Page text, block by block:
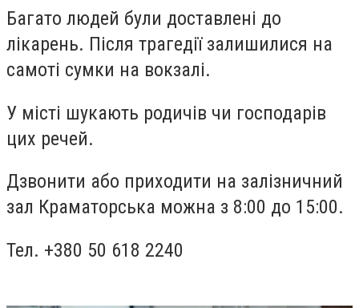
Багато людей були доставлені до
лікарень. Після трагедії залишилися на
самоті сумки на вокзалі.
У місті шукають родичів чи господарів
цих речей.
Дзвонити або приходити на залізничний
зал Краматорська можна з 8:00 до 15:00.
Тел. +380 50 618 2240